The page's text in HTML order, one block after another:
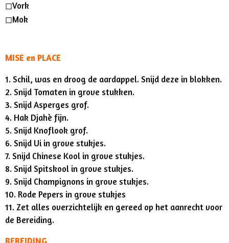
◻︎Vork
◻︎Mok
MISE en PLACE
1. Schil, was en droog de aardappel. Snijd deze in blokken.
2. Snijd Tomaten in grove stukken.
3. Snijd Asperges grof.
4. Hak Djahè fijn.
5. Snijd Knoflook grof.
6. Snijd Ui in grove stukjes.
7. Snijd Chinese Kool in grove stukjes.
8. Snijd Spitskool in grove stukjes.
9. Snijd Champignons in grove stukjes.
10. Rode Pepers in grove stukjes
11. Zet alles overzichtelijk en gereed op het aanrecht voor
de Bereiding.